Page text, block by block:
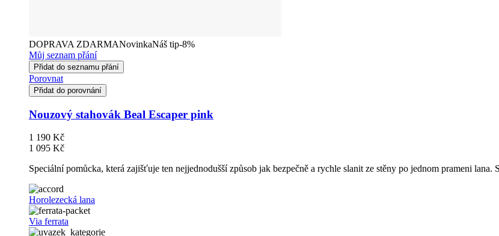
DOPRAVA ZDARMANovinkaNáš tip-8%
Můj seznam přání
Přidat do seznamu přání
Porovnat
Přidat do porovnání
Nouzový stahovák Beal Escaper pink
1 190 Kč
1 095 Kč
Speciální pomůcka, která zajišťuje ten nejjednodušší způsob jak bezpečně a rychle slanit ze stěny po jednom prameni
Horolezecká lana
Via ferrata